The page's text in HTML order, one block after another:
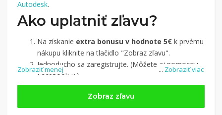
... Zobraziť viac
Autodesk.
Ako uplatniť zľavu?
Na získanie extra bonusu v hodnote 5€ k prvému
nákupu kliknite na tlačidlo "Zobraz zľavu".
Jednoducho sa zaregistrujte. (Môžete aj pomocou
Facebook-u.)
Jednoducho sinájdite obchod, pomocou služby
(v ponuke je cca 1 500 obchodov).
Kliknite na tlačidlo „Nakupovať“.(Následne
Zobraziť menej
Zobraz zľavu